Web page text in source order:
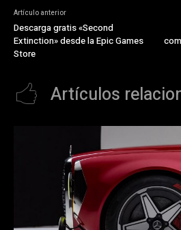
Artículo anterior
Descarga gratis «Second
Extinction» desde la Epic Games
Store
Artículos